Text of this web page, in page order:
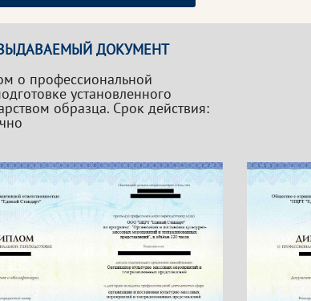
ДОКУМЕНТ
о профессиональной
установленного
образца. Срок действия: